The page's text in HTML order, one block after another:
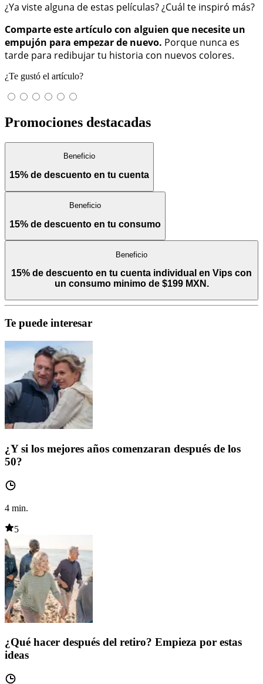
¿Ya viste alguna de estas películas? ¿Cuál te inspiró más?
Comparte este artículo con alguien que necesite un
empujón para empezar de nuevo. Porque nunca es
tarde para redibujar tu historia con nuevos colores.
¿Te gustó el artículo?
Promociones destacadas
Beneficio
15% de descuento en tu cuenta
Beneficio
15% de descuento en tu consumo
Beneficio
15% de descuento en tu cuenta individual en Vips con
un consumo minimo de $199 MXN.
Te puede interesar
¿Y si los mejores años comenzaran después de los
50?
4 min.
5
¿Qué hacer después del retiro? Empieza por estas
ideas